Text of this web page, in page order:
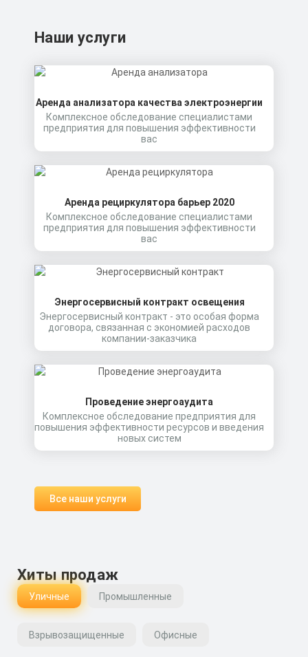
Наши услуги
Аренда анализатора качества электроэнергии
Комплексное обследование специалистами
предприятия для повышения эффективности
вас
Аренда рециркулятора барьер 2020
Комплексное обследование специалистами
предприятия для повышения эффективности
вас
Энергосервисный контракт освещения
Энергосервисный контракт - это особая форма
договора, связанная с экономией расходов
компании-заказчика
Проведение энергоаудита
Комплексное обследование предприятия для
повышения эффективности ресурсов и введения
новых систем
Все наши услуги
Хиты продаж
Уличные Промышленные
Взрывозащищенные Офисные